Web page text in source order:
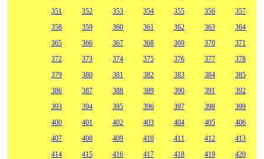
351
352 353 354 355 356
357
358
359 360 361 362 363
364
365
366 367 368 369 370
371
372
373 374 375 376 377
378
379
380 381 382 383 384
385
386
387 388 389 390 391
392
393
394 395 396 397 398
399
400
401 402 403 404 405
406
407
408 409 410 411 412
413
414
415 416 417 418 419
420